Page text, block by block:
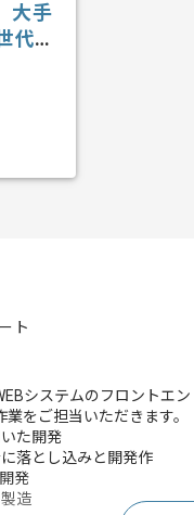
大手
代
ト
システムのフロントエ
業をご担当いただきます。
た開発
落とし込みと開発作
発
造